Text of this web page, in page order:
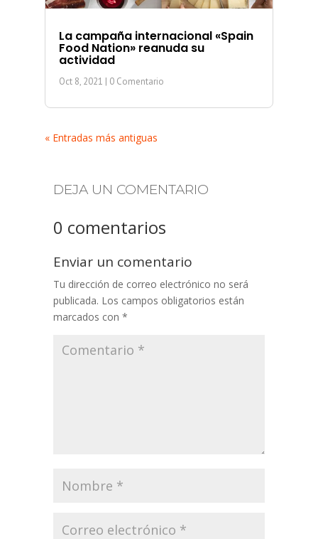
La campaña internacional «Spain
Food Nation» reanuda su
actividad
Oct 8, 2021 | 0 Comentario
« Entradas más antiguas
DEJA UN COMENTARIO
0 comentarios
Enviar un comentario
Tu dirección de correo electrónico no será
publicada. Los campos obligatorios están
marcados con *